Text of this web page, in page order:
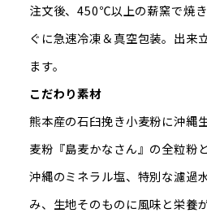
注文後、450℃以上の薪窯で焼
ぐに急速冷凍＆真空包装。出来
ます。
こだわり素材
熊本産の石臼挽き小麦粉に沖縄
麦粉『島麦かなさん』の全粒粉
沖縄のミネラル塩、特別な濾過
み、生地そのものに風味と栄養